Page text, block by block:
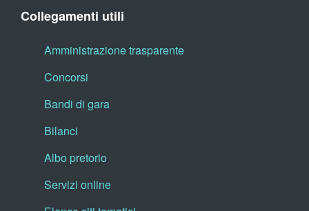
Collegamenti utili
Amministrazione trasparente
Concorsi
Bandi di gara
Bilanci
Albo pretorio
Servizi online